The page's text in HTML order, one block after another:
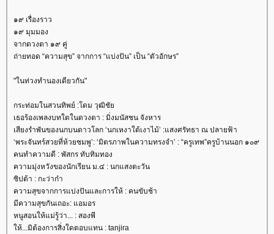
๑๙ เรื่องราว
๑๙ มุมมอง
จากดวงตา ๑๙ คู่
ถ่ายทอด “ความสุข” จากการ “แบ่งปัน” เป็น “ตัวอักษร”
"ในท่วงทำนองเดียวกัน"
กระท่อมในสวนทิพย์ :โดม วุฒิชั
เธอร้องเพลงบทใดในดวงตา : มิ่งมนัสชน จังหาร
เสียงรำพันของนกบนดาวโลก ‘นกเหงาใต้เงาไม้’ :แสงศรัทธา ณ ปลายฟ้า
‘พระจันทร์สวยที่ห้วยชมพู’: ‘มิตรภาพในความทรงจำ’ : “ครูเทพ”ครูบ้านนอก ๑๐๙
คนทำความดี : พัสกร ทับทิมทอง
ความมุ่งหวังของนักเรียน ม.๔ : นกแสงตะวัน
ซิปต้า : กะว่าก๋า
ความสุขจากการแบ่งปันและการให้ : คนขับช้า
มีความสุขกันเถอะ: แอมอร
หนูสอนให้แม่รู้ว่า... : สองพี
ห้...มิต้องการสิ่งใดตอบแทน : tanjira